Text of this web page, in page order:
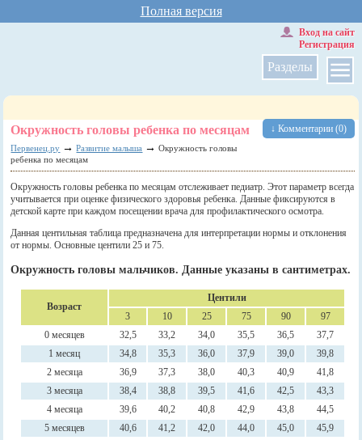
Полная версия
Разделы
Вход на сайт
Регистрация
↓ Комментарии (0)
Окружность головы ребенка по месяцам
Первенец.ру → Развитие малыша → Окружность головы
ребенка по месяцам
Окружность головы ребенка по месяцам отслеживает педиатр. Этот параметр всегда
учитывается при оценке физического здоровья ребенка. Данные фиксируются в
детской карте при каждом посещении врача для профилактического осмотра.
Данная центильная таблица предназначена для интерпретации нормы и отклонения
от нормы. Основные центили 25 и 75.
Окружность головы мальчиков. Данные указаны в сантиметрах.
Возраст
Центили
3
10 25 75 90
97
0 месяцев
32,5 33,2 34,0 35,5 36,5
37,7
1 месяц
34,8 35,3 36,0 37,9 39,0
39,8
2 месяца
36,9 37,3 38,0 40,3 40,9
41,8
3 месяца
38,4 38,8 39,5 41,6 42,5
43,3
4 месяца
39,6 40,2 40,8 42,9 43,8
44,5
5 месяцев
40,6 41,2 42,0 44,0 45,0
45,9